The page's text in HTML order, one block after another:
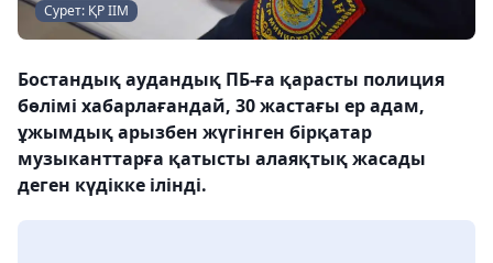
Сурет: ҚР ІІМ
Бостандық аудандық ПБ-ға қарасты полиция
бөлімі хабарлағандай, 30 жастағы ер адам,
ұжымдық арызбен жүгінген бірқатар
музыканттарға қатысты алаяқтық жасады
деген күдікке ілінді.